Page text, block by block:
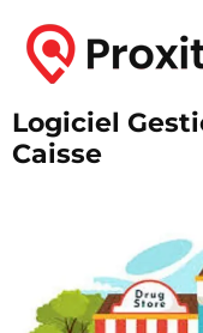
Logiciel
Caisse